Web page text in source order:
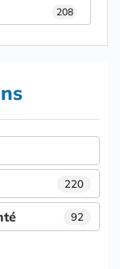
208
220
92